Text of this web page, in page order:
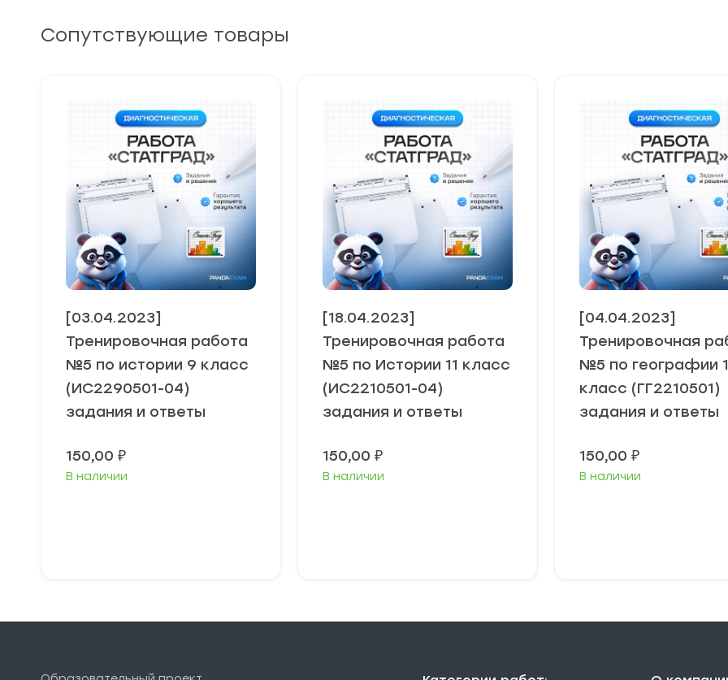
Сопутствующие товары
[03.04.2023]
Тренировочная работа
№5 по истории 9 класс
(ИС2290501-04)
задания и ответы
150,00 ₽
В наличии
[18.04.2023]
Тренировочная работа
№5 по Истории 11 класс
(ИС2210501-04)
задания и ответы
150,00 ₽
В наличии
[04.04.2023]
Тренировочная
№5 по географии
класс (ГГ2210501)
задания и ответы
150,00 ₽
В наличии